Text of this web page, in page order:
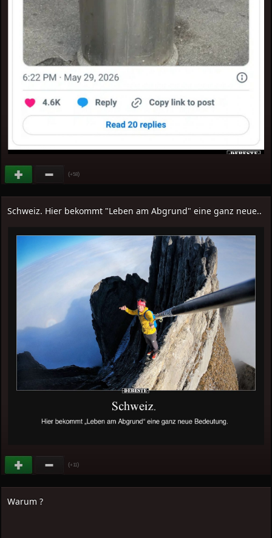
(+58)
Schweiz. Hier bekommt "Leben am Abgrund" eine ganz neue..
(+11)
Warum ?